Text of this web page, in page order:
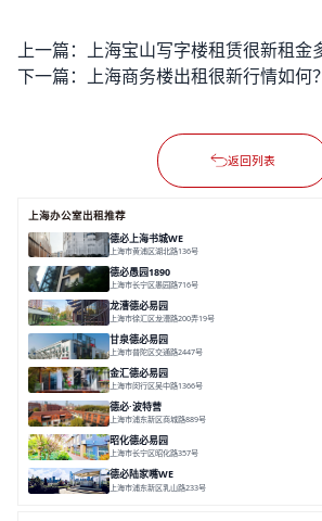
上一篇：
下一篇：
返回列表
上海办公室出租推荐
德必上海书城WE
上海市黄浦区湖北路136号
德必愚园1890
上海市长宁区愚园路716号
龙漕德必易园
上海市徐汇区龙漕路200弄19号
甘泉德必易园
上海市普陀区交通路2447号
金汇德必易园
上海市闵行区吴中路1366号
德必·波特营
上海市浦东新区商城路889号
昭化德必易园
上海市长宁区昭化路357号
德必陆家嘴WE
上海市浦东新区乳山路233号